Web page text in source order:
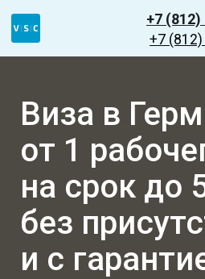
+7
+7
Виза в
от 1
на срок до
без
и с